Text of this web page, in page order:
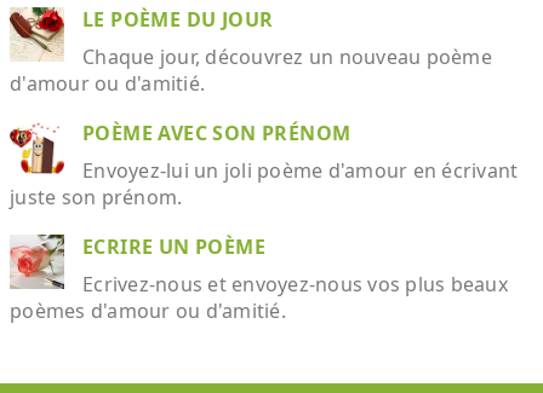
LE POÈME DU JOUR
Chaque jour, découvrez un nouveau poème
d'amour ou d'amitié.
POÈME AVEC SON PRÉNOM
Envoyez-lui un joli poème d'amour en écrivant
juste son prénom.
ECRIRE UN POÈME
Ecrivez-nous et envoyez-nous vos plus beaux
poèmes d'amour ou d'amitié.